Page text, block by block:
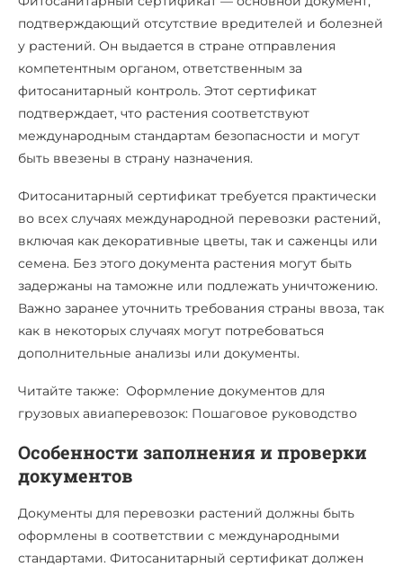
подтверждающий отсутствие вредителей и болезней
у растений. Он выдается в стране отправления
компетентным органом, ответственным за
фитосанитарный контроль. Этот сертификат
подтверждает, что растения соответствуют
международным стандартам безопасности и могут
быть ввезены в страну назначения.
Фитосанитарный сертификат требуется практически
во всех случаях международной перевозки растений,
включая как декоративные цветы, так и саженцы или
семена. Без этого документа растения могут быть
задержаны на таможне или подлежать уничтожению.
Важно заранее уточнить требования страны ввоза, так
как в некоторых случаях могут потребоваться
дополнительные анализы или документы.
Читайте также: Оформление документов для
грузовых авиаперевозок: Пошаговое руководство
Особенности заполнения и проверки
документов
Документы для перевозки растений должны быть
оформлены в соответствии с международными
стандартами. Фитосанитарный сертификат должен